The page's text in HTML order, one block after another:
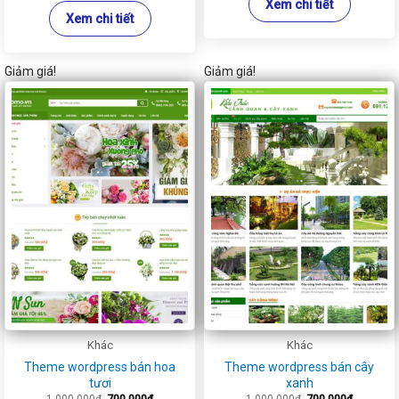
Xem chi tiết
Xem chi tiết
Giảm giá!
Khác
Theme wordpress bán hoa
tươi
Giảm giá!
Khác
Theme wordpress bán cây
xanh